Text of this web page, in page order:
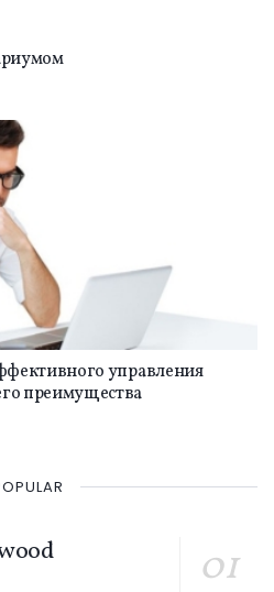
управления
преимущества